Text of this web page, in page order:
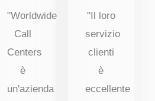
"Worldwide
Call
Centers
è
un'azienda
"Il loro
servizio
clienti
è
eccellente